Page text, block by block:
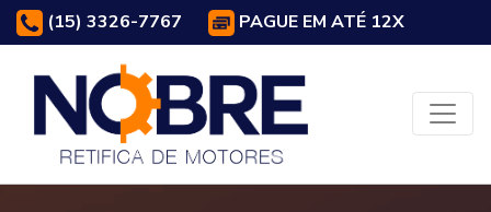
(15) 3326-7767 PAGUE EM ATÉ 12X